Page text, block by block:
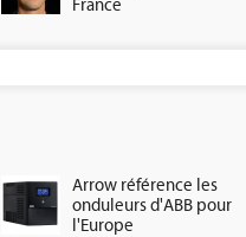
France
Arrow référence les
onduleurs d'ABB pour
l'Europe